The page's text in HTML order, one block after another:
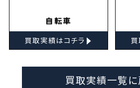
自転車
買取実績はコチラ ▸
買取実績一覧に